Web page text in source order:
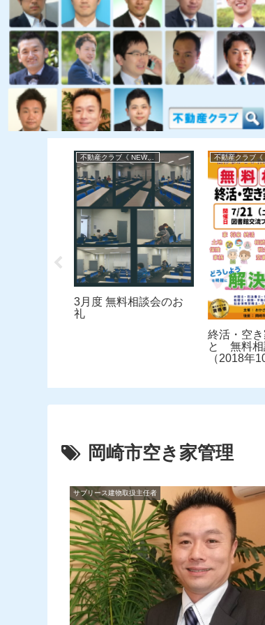
不動産クラブ《 NEWS 》
3月度 無料相談会のお
礼
終活・空
と 無料
（2018年
岡崎市空き家管理
サブリース建物取扱主任者